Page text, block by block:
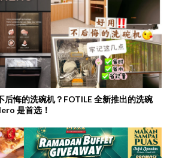
后悔的洗碗机？FOTILE 全新推出的洗碗
是首选！